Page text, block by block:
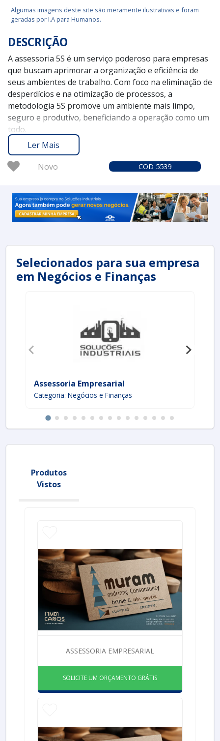
Algumas imagens deste site são meramente ilustrativas e foram
geradas por I.A para Humanos.
DESCRIÇÃO
A assessoria 5S é um serviço poderoso para empresas
que buscam aprimorar a organização e eficiência de
seus ambientes de trabalho. Com foco na eliminação de
desperdícios e na otimização de processos, a
metodologia 5S promove um ambiente mais limpo,
seguro e produtivo, beneficiando a operação como um
todo.
O Soluções Industriais é a plataforma ideal para
conectar você às melhores ofertas de assessoria 5S
disponíveis no mercado. Desde 2012, somamos a
seus fornecedores.
Solicite um orçamento no Soluções Industriais e veja
como a assessoria 5S pode transformar seu ambiente
dos serviços prestados.
Ler Mais
Novo
COD 5539
Selecionados para sua empresa
em Negócios e Finanças
Assessoria Empresarial
Categoria: Negócios e Finanças
Produtos
Vistos
ASSESSORIA EMPRESARIAL
SOLICITE UM ORÇAMENTO GRÁTIS